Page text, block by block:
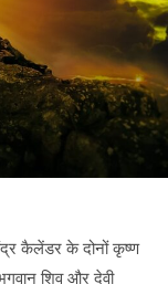
कैलेंडर के दोनों कृष्ण
शिव और देवी